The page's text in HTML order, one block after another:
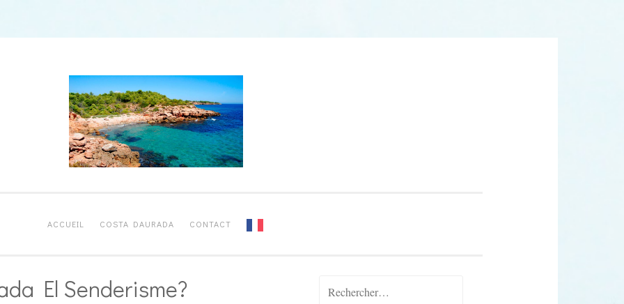
ACCUEIL COSTA DAURADA CONTACT
El Senderisme?
Rechercher :